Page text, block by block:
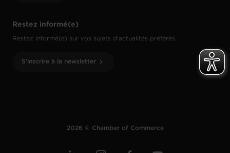
Restez informé(e)
Restez informé(e) sur vos sujets d’actualités préférés.
S'inscrire à la newsletter
2026 © Chamber of Commerce